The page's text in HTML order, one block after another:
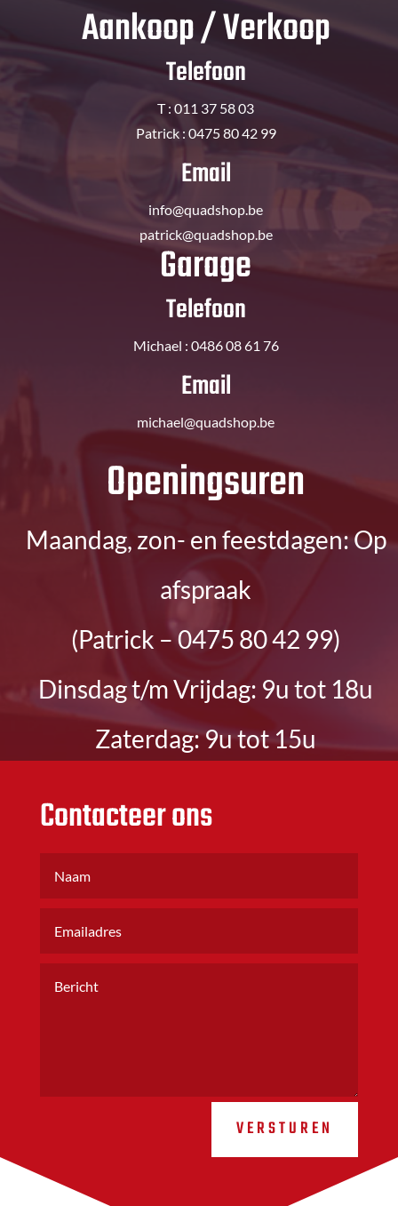
Aankoop / Verkoop
Telefoon
T : 011 37 58 03
Patrick : 0475 80 42 99
Email
info@quadshop.be
patrick@quadshop.be
Garage
Telefoon
Michael : 0486 08 61 76
Email
michael@quadshop.be
​Openingsuren
Maandag, zon- en feestdagen: Op
afspraak
(Patrick – 0475 80 42 99)
Dinsdag t/m Vrijdag: 9u tot 18u
Zaterdag: 9u tot 15u
Contacteer ons
VERSTUREN